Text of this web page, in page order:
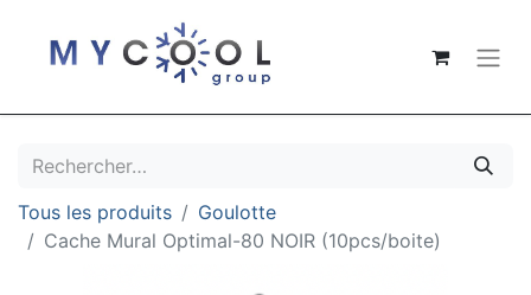
Tous les produits
Goulotte
Cache Mural Optimal-80 NOIR (10pcs/boite)